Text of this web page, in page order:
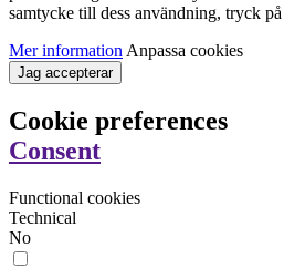
samtycke till dess användning, tryck
Mer information Anpassa cookies
Jag accepterar
Cookie preferences
Consent
Functional cookies
Technical
No